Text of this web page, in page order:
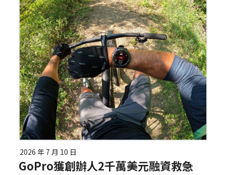
2026 年 7 月 10 日
GoPro獲創辦人2千萬美元融資救急